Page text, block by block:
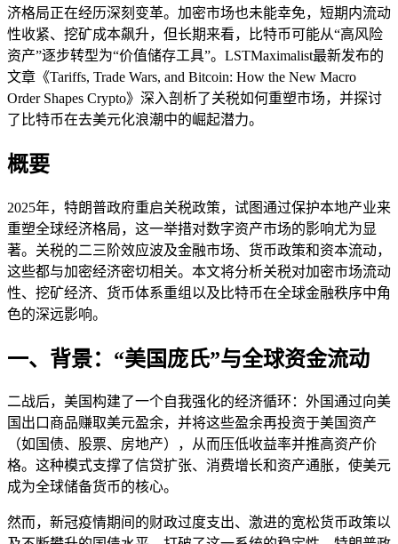
济格局正在经历深刻变革。加密市场也未能幸免，短期内流动
性收紧、挖矿成本飙升，但长期来看，比特币可能从“高风险
资产”逐步转型为“价值储存工具”。LSTMaximalist最新发布的
文章《Tariffs, Trade Wars, and Bitcoin: How the New Macro
Order Shapes Crypto》深入剖析了关税如何重塑市场，并探讨
了比特币在去美元化浪潮中的崛起潜力。
概要
2025年，特朗普政府重启关税政策，试图通过保护本地产业来
重塑全球经济格局，这一举措对数字资产市场的影响尤为显
著。关税的二三阶效应波及金融市场、货币政策和资本流动，
这些都与加密经济密切相关。本文将分析关税对加密市场流动
性、挖矿经济、货币体系重组以及比特币在全球金融秩序中角
色的深远影响。
一、背景：“美国庞氏”与全球资金流动
二战后，美国构建了一个自我强化的经济循环：外国通过向美
国出口商品赚取美元盈余，并将这些盈余再投资于美国资产
（如国债、股票、房地产），从而压低收益率并推高资产价
格。这种模式支撑了信贷扩张、消费增长和资产通胀，使美元
成为全球储备货币的核心。
然而，新冠疫情期间的财政过度支出、激进的宽松货币政策以